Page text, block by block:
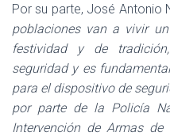
Por su parte, José Antonio
poblaciones van a vivir
festividad y de
seguridad y es
para el dispositivo de
por parte de la Policía
Intervención de Armas